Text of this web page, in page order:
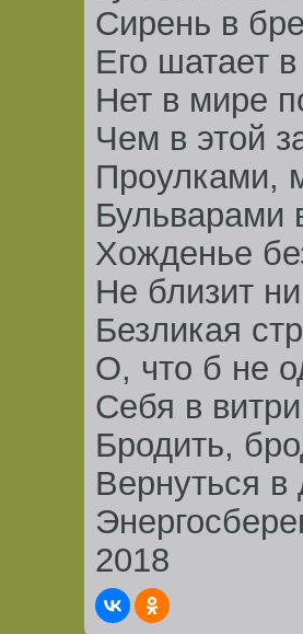
Сирень в
Его шатает
Нет в мире
Чем в этой
Проулками,
Бульварами
Хожденье
Не близит
Безликая
О, что б не
Себя в
Бродить,
Вернуться
2018